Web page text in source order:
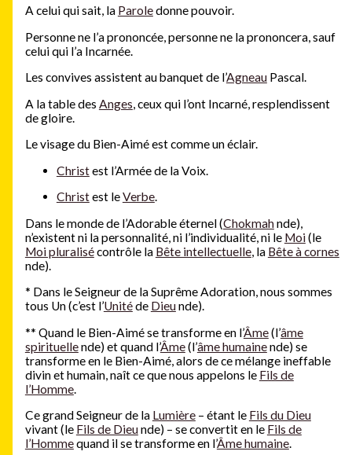
A celui qui sait, la Paroledonne pouvoir.
Personne ne l’a prononcée, personne ne la prononcera, sauf
celui qui l’a Incarnée.
Les convives assistent au banquet de l’AgneauPascal.
A la table des Anges, ceux qui l’ont Incarné, resplendissent
de gloire.
Le visage du Bien-Aimé est comme un éclair.
Christest l’Armée de la Voix.
Christest leVerbe.
Dans le monde de l’Adorable éternel (Chokmahnde),
n’existent ni la personnalité, ni l’individualité, ni le Moi(le
Moi pluralisécontrôle la Bête intellectuelle, la Bête à cornes
nde).
* Dans le Seigneur de la Suprême Adoration, nous sommes
tous Un (c’est l’Unitéde Dieunde).
** Quand le Bien-Aimé se transforme en l’Âme(l’âme
spirituellende) et quand l’Âme(l’âme humainende) se
transforme en le Bien-Aimé, alors de ce mélange ineffable
divin et humain, naît ce que nous appelons le Fils de
l’Homme.
Ce grand Seigneur de la Lumière– étant le Fils du Dieu
vivant (le Fils de Dieunde) – se convertit en le Fils de
l’Hommequand il se transforme en l’Âme humaine.